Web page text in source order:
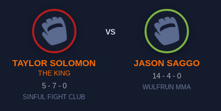
TAYLOR SOLOMON
THE KING
5 - 7 - 0
SINFUL FIGHT CLUB
vs
JASON SAGGO
14 - 4 - 0
WULFRUN MMA